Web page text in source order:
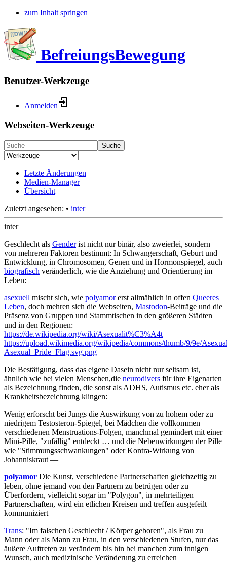
zum Inhalt springen
BefreiungsBewegung
Benutzer-Werkzeuge
Anmelden
Webseiten-Werkzeuge
Suche
Letzte Änderungen
Medien-Manager
Übersicht
Zuletzt angesehen: • inter
inter
Geschlecht als Genderist nicht nur binär, also zweierlei, sondern
von mehreren Faktoren bestimmt: In Schwangerschaft, Geburt und
Entwicklung, in Chromosomen, Genen und in Hormonspiegel, auch
biografisch veränderlich, wie die Anziehung und Orientierung im
Leben:
asexuell mischt sich, wie polyamorerst allmählich in offen Queeres
Leben, doch mehren sich die Webseiten, Mastodon-Beiträge und die
Präsenz von Gruppen und Stammtischen in den größeren Städten
und in den Regionen:
https://de.wikipedia.org/wiki/Asexualit%C3%A4t
https://upload.wikimedia.org/wikipedia/commons/thumb/9/9e/
Asexual_Pride_Flag.svg.png
Die Bestätigung, dass das eigene Dasein nicht nur seltsam ist,
ähnlich wie bei vielen Menschen,die neurodivers für ihre Eigenarten
als Bezeichnung finden, die sonst als ADHS, Autismus etc. eher als
Krankheitsbezeichnung klingen:
Wenig erforscht bei Jungs die Auswirkung von zu hohem oder zu
niedrigem Testosteron-Spiegel, bei Mädchen die vollkommen
verschiedenen Menstruations-Folgen, manchmal gemindert mit einer
Mini-Pille, "zufällig" entdeckt … und die Nebenwirkungen der Pille
wie "Stimmungsschwankungen" oder Kontra-Wirkung von
Johanniskraut —
polyamor Die Kunst, verschiedene Partnerschaften gleichzeitig zu
leben, ohne jemand von den Partnern zu betrügen oder zu
Überfordern, vielleicht sogar im "Polygon", in mehrteiligen
Partnerschaften, wird ein etlichen Kreisen und treffen ausgefeilt
kommuniziert
Trans: "Im falschen Geschlecht / Körper geboren", als Frau zu
Mann oder als Mann zu Frau, in den verschiedenen Stufen, nur das
äußere Auftreten zu verändern bis hin bei manchen zum innigen
Wunsch, auch medizinische Veränderung zu erreichen